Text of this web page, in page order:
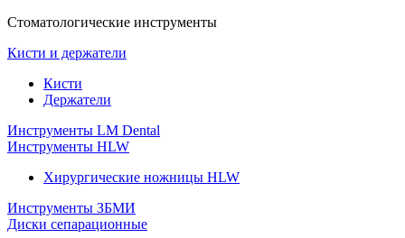
Стоматологические инструменты
Кисти и держатели
Кисти
Держатели
Инструменты LM Dental
Инструменты HLW
Хирургические ножницы HLW
Инструменты ЗБМИ
Диски сепарационные